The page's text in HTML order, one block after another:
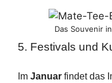
Das Souvenir
5. Festivals und
Im Januar findet das